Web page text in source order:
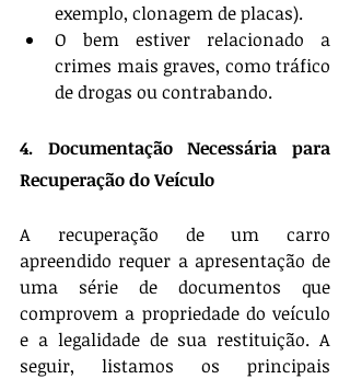
exemplo, clonagem de placas).
O bem estiver relacionado a
crimes mais graves, como tráfico
de drogas ou contrabando.
4. Documentação Necessária para
Recuperação do Veículo
A recuperação de um carro
apreendido requer a apresentação de
uma série de documentos que
comprovem a propriedade do veículo
e a legalidade de sua restituição. A
seguir, listamos os principais